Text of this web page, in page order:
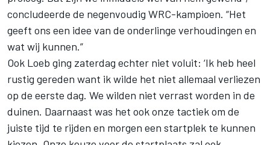
concludeerde de negenvoudig WRC-kampioen. “Het
geeft ons een idee van de onderlinge verhoudingen en
wat wij kunnen.”
Ook Loeb ging zaterdag echter niet voluit: ‘Ik heb heel
rustig gereden want ik wilde het niet allemaal verliezen
op de eerste dag. We wilden niet verrast worden in de
duinen. Daarnaast was het ook onze tactiek om de
juiste tijd te rijden en morgen een startplek te kunnen